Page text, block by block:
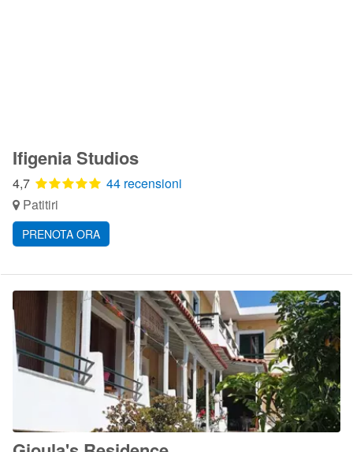
Ifigenia Studios
4,7
44 recensioni
Patitiri
PRENOTA ORA